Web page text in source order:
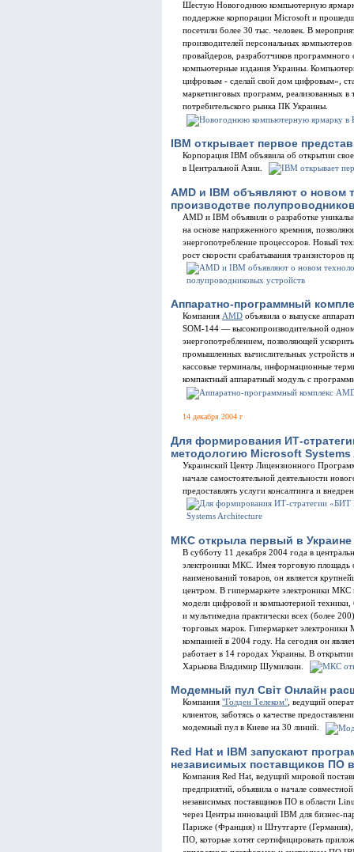
Шестую Новогоднюю компьютерную
поддержке корпорации Microsoft и
посетили более 30 тыс. человек. В
производителей персональных
провайдеров, разработчиков
компьютерные издания Украины.
цифровым - сделай свой дом цифровым»,
маркетинговых программ, реализованных в
потребительского рынка ПК Украины.
IBM открывает первое
Корпорация IBM объявила об открытии
в Центральной Азии.
AMD и IBM объявляют о новом
производстве
AMD и IBM объявили о разработке
на основе напряженного кремния,
энергопотребление процессоров. Новый
рост скорости срабатывания
Аппаратно-программный
Компания AMD объявила о выпуске
SOM-144 — высокопроизводительной
энергопотреблением, позволяющей
промышленных вычислительных устройств
кассовые терминалы, информационные
компактный аппаратный модуль с
14 декабря 2004 г
Для формирования ИТ-
методологию Microsoft
Украинский Центр Лицензионного
начале самостоятельной деятельности
предоставлять услуги консалтинга и
МКС открыла первый в Украине
В субботу 11 декабря 2004 года в
электроники МКС. Имея торговую площадь
наименований товаров, он является
центром. В гипермаркете электроники МКС
модели цифровой и компьютерной техники,
и мультимедиа практически всех (более
торговых марок. Гипермаркет
компанией в 2004 году. На сегодня он
работает в 14 городах Украины. В
Харькова Владимир Шумилкин.
Модемный пул Свiт Онлайн
Компания "Голден Телеком", ведущий
клиентов, заботясь о качестве
модемный пул в Киеве на 30 линий.
Red Hat и IBM запускают
независимых поставщиков ПО
Компания Red Hat, ведущий мировой
предприятий, объявила о начале
независимых поставщиков ПО в области
через Центры инноваций IBM для бизнес-
Париже (Франция) и Штутгарте (Германия),
ПО, которые хотят сертифицировать